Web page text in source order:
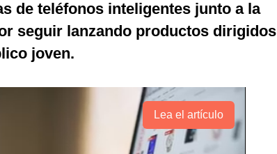
de teléfonos inteligentes junto a la
seguir lanzando productos dirigidos
joven.
Lea el artículo